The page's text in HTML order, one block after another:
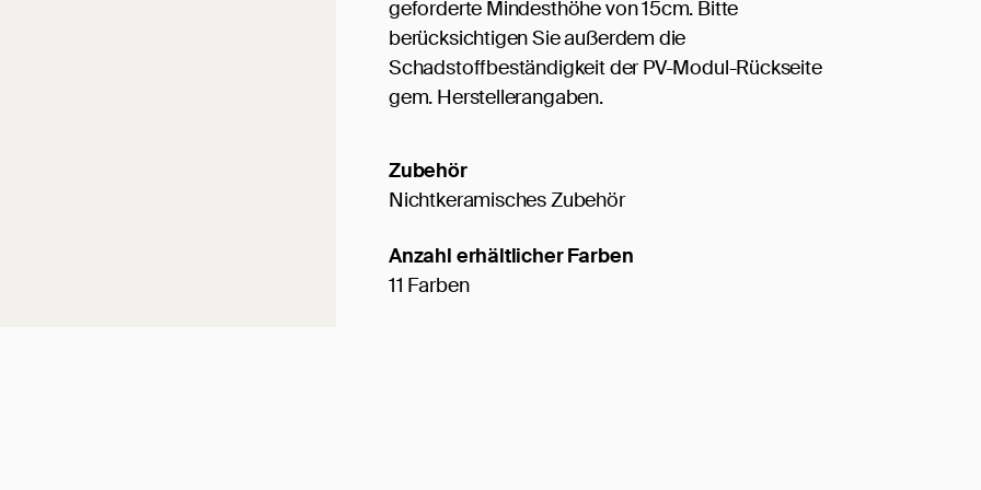
geforderte Mindesthöhe von 15cm. Bitte
berücksichtigen Sie außerdem die
Schadstoffbeständigkeit der PV-Modul-Rückseite
gem. Herstellerangaben.
Zubehör
Nichtkeramisches Zubehör
Anzahl erhältlicher Farben
11 Farben